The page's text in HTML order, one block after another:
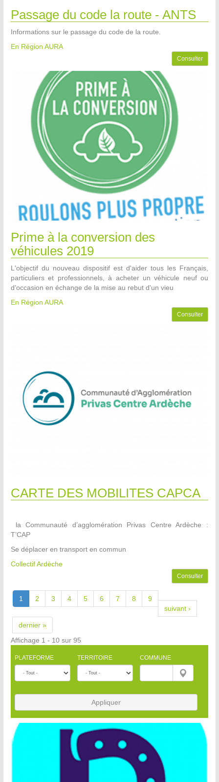
Passage du code la route - ANTS
Informations sur le passage du code de la route.
En Région AURA
Consulter
Prime à la conversion des
véhicules 2019
L'objectif du nouveau dispositif est d'aider tous les Français,
particuliers et professionnels, à acheter un véhicule neuf ou
d'occasion en échange de la mise au rebut d'un vieu
En Région AURA
Consulter
CARTE DES MOBILITES CAPCA
la Communauté d’agglomération Privas Centre Ardèche :
T’CAP
Se déplacer en transport en commun
Collectif Ardèche
Consulter
1 2 3 4 5 6 7 8
9
suivant ›
dernier »
Affichage 1 - 10 sur 95
PLATEFORME TERRITOIRE COMMUNE
Appliquer